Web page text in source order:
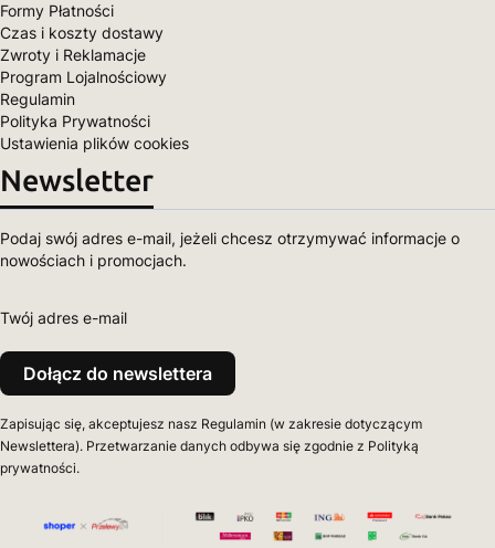
Formy Płatności
Czas i koszty dostawy
Zwroty i Reklamacje
Program Lojalnościowy
Regulamin
Polityka Prywatności
Ustawienia plików cookies
Newsletter
Podaj swój adres e-mail, jeżeli chcesz otrzymywać informacje o
nowościach i promocjach.
Twój adres e-mail
Dołącz do newslettera
Zapisując się, akceptujesz nasz Regulamin (w zakresie dotyczącym
Newslettera). Przetwarzanie danych odbywa się zgodnie z Polityką
prywatności.